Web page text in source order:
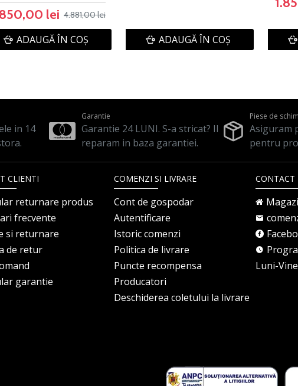
lei 4.881,00 lei
ADAUGĂ ÎN COŞ ADAUGĂ ÎN COŞ
in 14
Garantie
Garantie 24 LUNI. S-a stricat? Il
reparam in baza garantiei.
Piese de
Asiguram
pentru
CLIENTI
returnare produs
frecvente
si returnare
de retur
garantie
COMENZI SI LIVRARE
Cont de gospodar
Autentificare
Istoric comenzi
Politica de livrare
Puncte recompensa
Producatori
Deschiderea coletului la livrare
CONTACT
Luni-